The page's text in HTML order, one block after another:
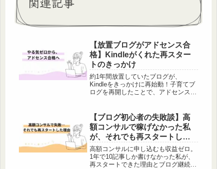
【放置ブログがアドセンス合
格】Kindleがくれた再スター
トのきっかけ
約1年間放置していたブログが、
Kindleをきっかけに再始動！子育てブ
ログを再開したことで、アドセンス合
再スタートのヒントに。
【ブログ初心者の失敗談】高
額コンサルで稼げなかった私
が、それでも再スタートした
理由
高額コンサルに申し込むも収益ゼロ。
1年で10記事しか書けなかった私が、
再スタートできた理由とブログ継続の